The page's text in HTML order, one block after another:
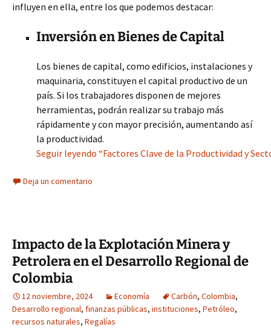
influyen en ella, entre los que podemos destacar:
Inversión en Bienes de Capital
Los bienes de capital, como edificios, instalaciones y
maquinaria, constituyen el capital productivo de un
país. Si los trabajadores disponen de mejores
herramientas, podrán realizar su trabajo más
rápidamente y con mayor precisión, aumentando así
la productividad.
Seguir leyendo “Factores Clave de la Productividad y
Deja un comentario
Impacto de la Explotación Minera y
Petrolera en el Desarrollo Regional de
Colombia
12 noviembre, 2024 Economía Carbón, Colombia,
Desarrollo regional, finanzas públicas, instituciones, Petróleo,
recursos naturales, Regalías